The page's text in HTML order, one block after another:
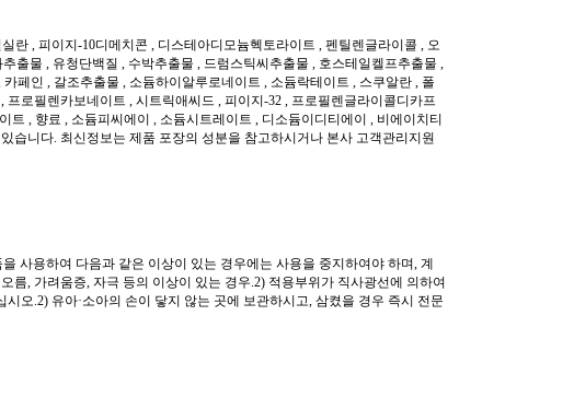
란 , 피이지-10디메치콘 , 디스테아디모늄헥토라이트 , 펜틸렌글라이콜 , 오
출물 , 유청단백질 , 수박추출물 , 드럼스틱씨추출물 , 호스테일켈프추출물 ,
페인 , 갈조추출물 , 소듐하이알루로네이트 , 소듐락테이트 , 스쿠알란 , 폴
로필렌카보네이트 , 시트릭애씨드 , 피이지-32 , 프로필렌글라이콜디카프
, 향료 , 소듐피씨에이 , 소듐시트레이트 , 디소듐이디티에이 , 비에이치티
습니다. 최신정보는 제품 포장의 성분을 참고하시거나 본사 고객관리지원
사용하여 다음과 같은 이상이 있는 경우에는 사용을 중지하여야 하며, 계
름, 가려움증, 자극 등의 이상이 있는 경우.2) 적용부위가 직사광선에 의하여
오.2) 유아·소아의 손이 닿지 않는 곳에 보관하시고, 삼켰을 경우 즉시 전문